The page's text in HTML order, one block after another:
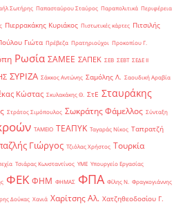
Σωτήρης Παπασταύρου Σταύρος Παραπολιτικά Περιφέρεια
Πιερρακάκης Κυριάκος Πιστωτικές κάρτες Πιτσιλής
Γιώτα Πρέβεζα Πρατηριούχοι Προκοπίου Γ.
Ρωσία ΣΑΜΕΕ ΣΑΠΕΚ ΣΕΒ ΣΕΒΤ ΣΕΔΕ ΙΙ
ΣΥΡΙΖΑ Σάκκος Αντώνης Σαμόλης Λ. Σαουδική Αραβία
Κώστας Σκυλακάκης Θ. ΣτΕ Σταυράκης
Στράτος Σιμόπουλος Σωκράτης Φάμελλος Σύνταξη
ΤΑΜΕΙΟ ΤΕΑΠΥΚ Ταγαράς Νίκος Ταπρατζή
Γιώργος Τζιόλας Χρήστος Τουρκία
Τσιάρας Κωνσταντίνος ΥΜΕ Υπουργείο Εργασίας
ΦΕΚ ΦΗΜ ΦΗΜΑΣ ΦΠΑ Φίλης Ν. Φραγκογιάννης
Δούκας Χανιά Χαρίτσης Αλ. Χατζηθεοδοσίου Γ.